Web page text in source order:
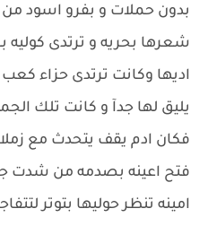
بدون حملات و بفرو اسود من
شعرها بحريه و ترتدى
اديها وكانت ترتدى حزاء
يليق لها جدآ و كانت تلك
فكان ادم يقف يتحدث مع
فتح اعينه بصدمه من شدت
امينه تنظر حوليها بتوتر